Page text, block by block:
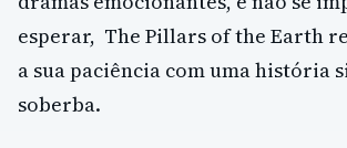
esperar, The Pillars of the Earth
a sua paciência com uma história
soberba.